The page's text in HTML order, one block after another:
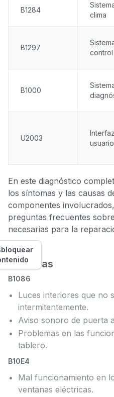
B1284
clima
B1297
control
B1000
U2003
usuario
En este diagnóstico
los síntomas y las causas
componentes
preguntas frecuentes
necesarias para la
Síntomas
B1086
Luces interiores que no
intermitentemente.
Aviso sonoro de puerta
Problemas en las
tablero.
B10E4
Mal funcionamiento en
ventanas eléctricas.